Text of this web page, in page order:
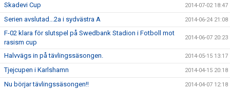
Skadevi Cup 2014-07-02 18:47
Serien avslutad...2a i sydvästra A 2014-06-24 21:08
F-02 klara för slutspel på Swedbank Stadion i Fotboll mot
rasism cup
2014-06-07 20:23
Halvvägs in på tävlingssäsongen. 2014-05-15 13:17
Tjejcupen i Karlshamn 2014-04-15 20:18
Nu börjar tävlingssäsongen!! 2014-04-07 12:18